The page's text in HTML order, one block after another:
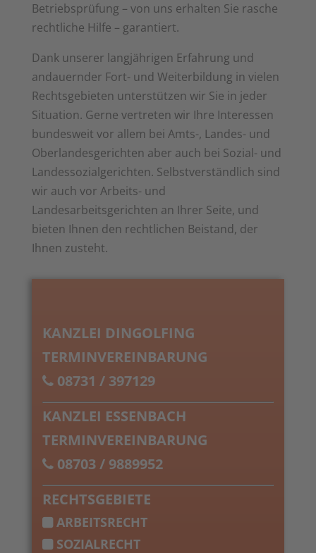
Betriebsprüfung – von uns erhalten Sie rasche
rechtliche Hilfe – garantiert.
Dank unserer langjährigen Erfahrung und
andauernder Fort- und Weiterbildung in vielen
Rechtsgebieten unterstützen wir Sie in jeder
Situation. Gerne vertreten wir Ihre Interessen
bundesweit vor allem bei Amts-, Landes- und
Oberlandesgerichten aber auch bei Sozial- und
Landessozialgerichten. Selbstverständlich sind
wir auch vor Arbeits- und
Landesarbeitsgerichten an Ihrer Seite, und
bieten Ihnen den rechtlichen Beistand, der
Ihnen zusteht.
KANZLEI DINGOLFING
TERMINVEREINBARUNG
08731 / 397129
KANZLEI ESSENBACH
TERMINVEREINBARUNG
08703 / 9889952
RECHTSGEBIETE
ARBEITSRECHT
SOZIALRECHT